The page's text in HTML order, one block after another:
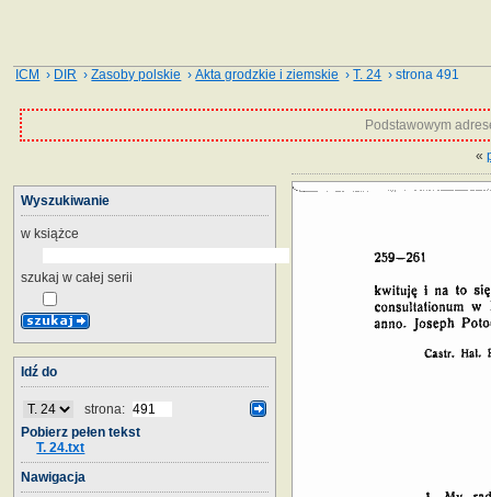
ICM › DIR ›Zasoby polskie ›Akta grodzkie i ziemskie ›T. 24 › strona 491
Podstawowym
«
Wyszukiwanie
w książce
szukaj w całej serii
Idź do
strona:
Pobierz pełen tekst
T. 24.txt
Nawigacja